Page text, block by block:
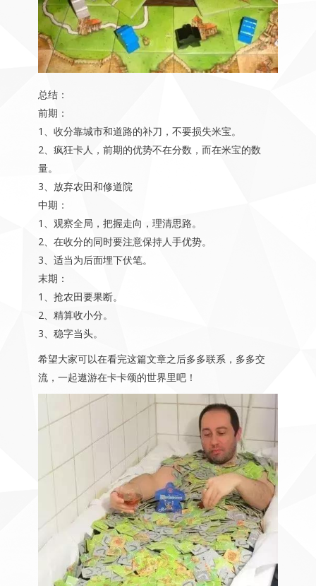
总结：
前期：
1、收分靠城市和道路的补刀，不要损失米宝。
2、疯狂卡人，前期的优势不在分数，而在米宝的数
量。
3、放弃农田和修道院
中期：
1、观察全局，把握走向，理清思路。
2、在收分的同时要注意保持人手优势。
3、适当为后面埋下伏笔。
末期：
1、抢农田要果断。
2、精算收小分。
3、稳字当头。
希望大家可以在看完这篇文章之后多多联系，多多交
流，一起遨游在卡卡颂的世界里吧！